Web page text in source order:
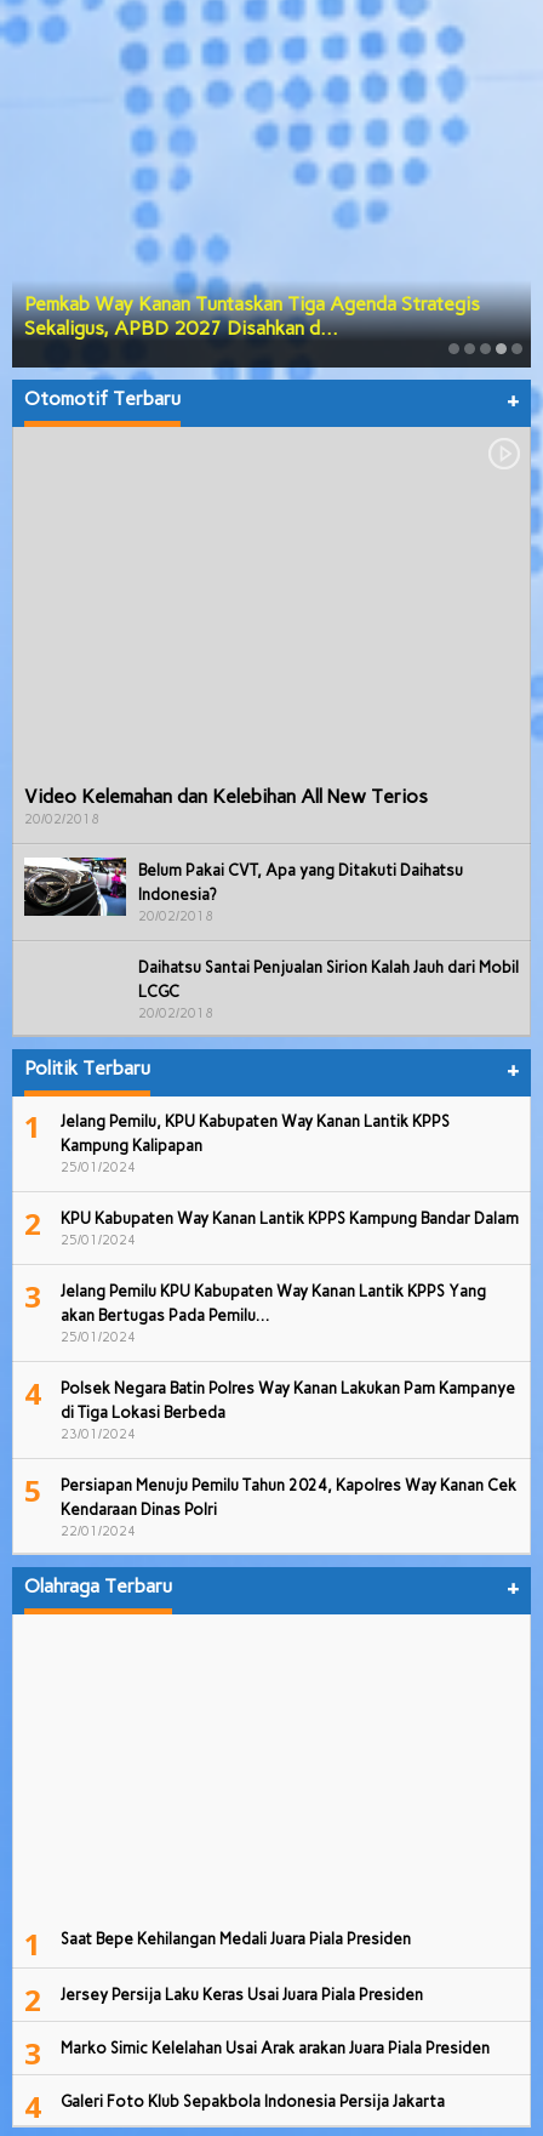
Pemkab Way Kanan Tuntaskan Tiga Agenda Strategis
Sekaligus, APBD 2027 Disahkan d…
Otomotif Terbaru +
Video Kelemahan dan Kelebihan All New Terios
20/02/2018
Belum Pakai CVT, Apa yang Ditakuti Daihatsu
Indonesia?
20/02/2018
Daihatsu Santai Penjualan Sirion Kalah Jauh dari Mobil
LCGC
20/02/2018
Politik Terbaru +
1
Jelang Pemilu, KPU Kabupaten Way Kanan Lantik KPPS
Kampung Kalipapan
25/01/2024
2 KPU Kabupaten Way Kanan Lantik KPPS Kampung Bandar Dalam
25/01/2024
3
Jelang Pemilu KPU Kabupaten Way Kanan Lantik KPPS Yang
akan Bertugas Pada Pemilu…
25/01/2024
4
Polsek Negara Batin Polres Way Kanan Lakukan Pam Kampanye
di Tiga Lokasi Berbeda
23/01/2024
5
Persiapan Menuju Pemilu Tahun 2024, Kapolres Way Kanan Cek
Kendaraan Dinas Polri
22/01/2024
Olahraga Terbaru +
1 Saat Bepe Kehilangan Medali Juara Piala Presiden
2 Jersey Persija Laku Keras Usai Juara Piala Presiden
3 Marko Simic Kelelahan Usai Arak arakan Juara Piala Presiden
4 Galeri Foto Klub Sepakbola Indonesia Persija Jakarta